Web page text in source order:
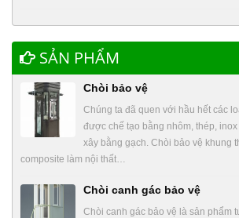
SẢN PHẨM
Chòi bảo vệ
Chúng ta đã quen với hầu hết các
được chế tạo bằng nhôm, thép,
xây bằng gạch. Chòi bảo vệ khung
composite làm nội thất…
Chòi canh gác bảo vệ
Chòi canh gác bảo vệ là sản phẩm